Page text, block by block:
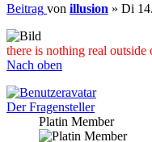
Beitrag von illusion » Di
there is nothing real
Nach oben
Der Fragensteller
Platin Member